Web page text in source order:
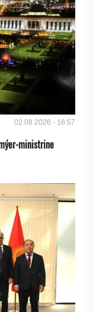
02.08.2026 - 16:57
ministrine